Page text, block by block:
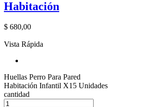
Habitación
$ 680,00
Vista Rápida
Huellas Perro Para Pared
Habitación Infantil X15 Unidades
cantidad